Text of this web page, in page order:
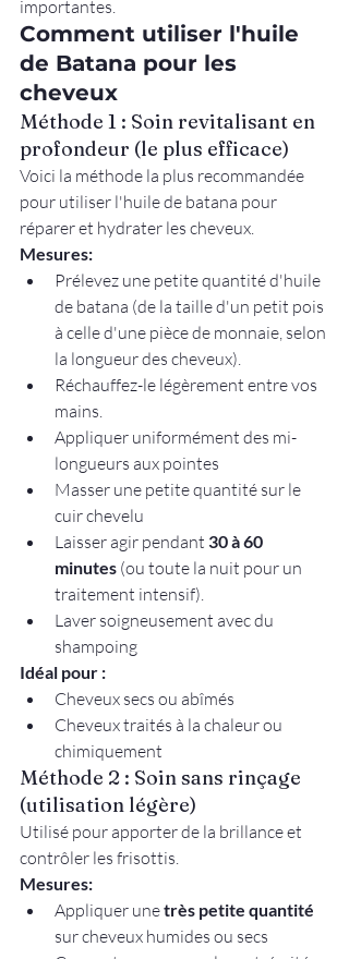
importantes.
Comment utiliser l'huile
de Batana pour les
cheveux
Méthode 1 : Soin revitalisant en
profondeur (le plus efficace)
Voici la méthode la plus recommandée
pour utiliser l'huile de batana pour
réparer et hydrater les cheveux.
Mesures:
Prélevez une petite quantité d'huile
de batana (de la taille d'un petit pois
à celle d'une pièce de monnaie, selon
la longueur des cheveux).
Réchauffez-le légèrement entre vos
mains.
Appliquer uniformément des mi-
longueurs aux pointes
Masser une petite quantité sur le
cuir chevelu
Laisser agir pendant 30 à 60
minutes (ou toute la nuit pour un
traitement intensif).
Laver soigneusement avec du
shampoing
Idéal pour :
Cheveux secs ou abîmés
Cheveux traités à la chaleur ou
chimiquement
Méthode 2 : Soin sans rinçage
(utilisation légère)
Utilisé pour apporter de la brillance et
contrôler les frisottis.
Mesures:
Appliquer une très petite quantité
sur cheveux humides ou secs